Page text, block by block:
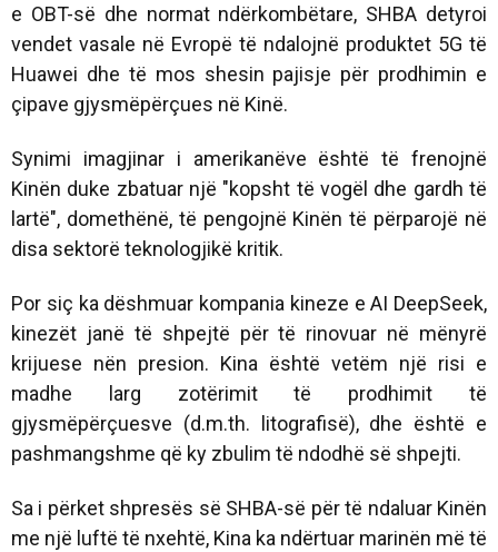
e OBT-së dhe normat ndërkombëtare, SHBA detyroi
vendet vasale në Evropë të ndalojnë produktet 5G të
Huawei dhe të mos shesin pajisje për prodhimin e
çipave gjysmëpërçues në Kinë.
Synimi imagjinar i amerikanëve është të frenojnë
Kinën duke zbatuar një "kopsht të vogël dhe gardh të
lartë", domethënë, të pengojnë Kinën të përparojë në
disa sektorë teknologjikë kritik.
Por siç ka dëshmuar kompania kineze e AI DeepSeek,
kinezët janë të shpejtë për të rinovuar në mënyrë
krijuese nën presion. Kina është vetëm një risi e
madhe larg zotërimit të prodhimit të
gjysmëpërçuesve (d.m.th. litografisë), dhe është e
pashmangshme që ky zbulim të ndodhë së shpejti.
Sa i përket shpresës së SHBA-së për të ndaluar Kinën
me një luftë të nxehtë, Kina ka ndërtuar marinën më të